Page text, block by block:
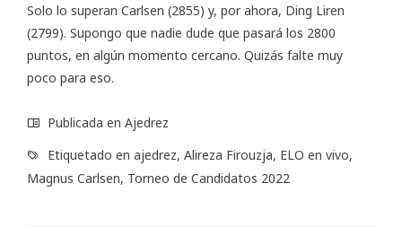
Solo lo superan Carlsen (2855) y, por ahora, Ding Liren
(2799). Supongo que nadie dude que pasará los 2800
puntos, en algún momento cercano. Quizás falte muy
poco para eso.
Publicada en Ajedrez
Etiquetado en ajedrez, Alireza Firouzja, ELO en vivo,
Magnus Carlsen, Torneo de Candidatos 2022